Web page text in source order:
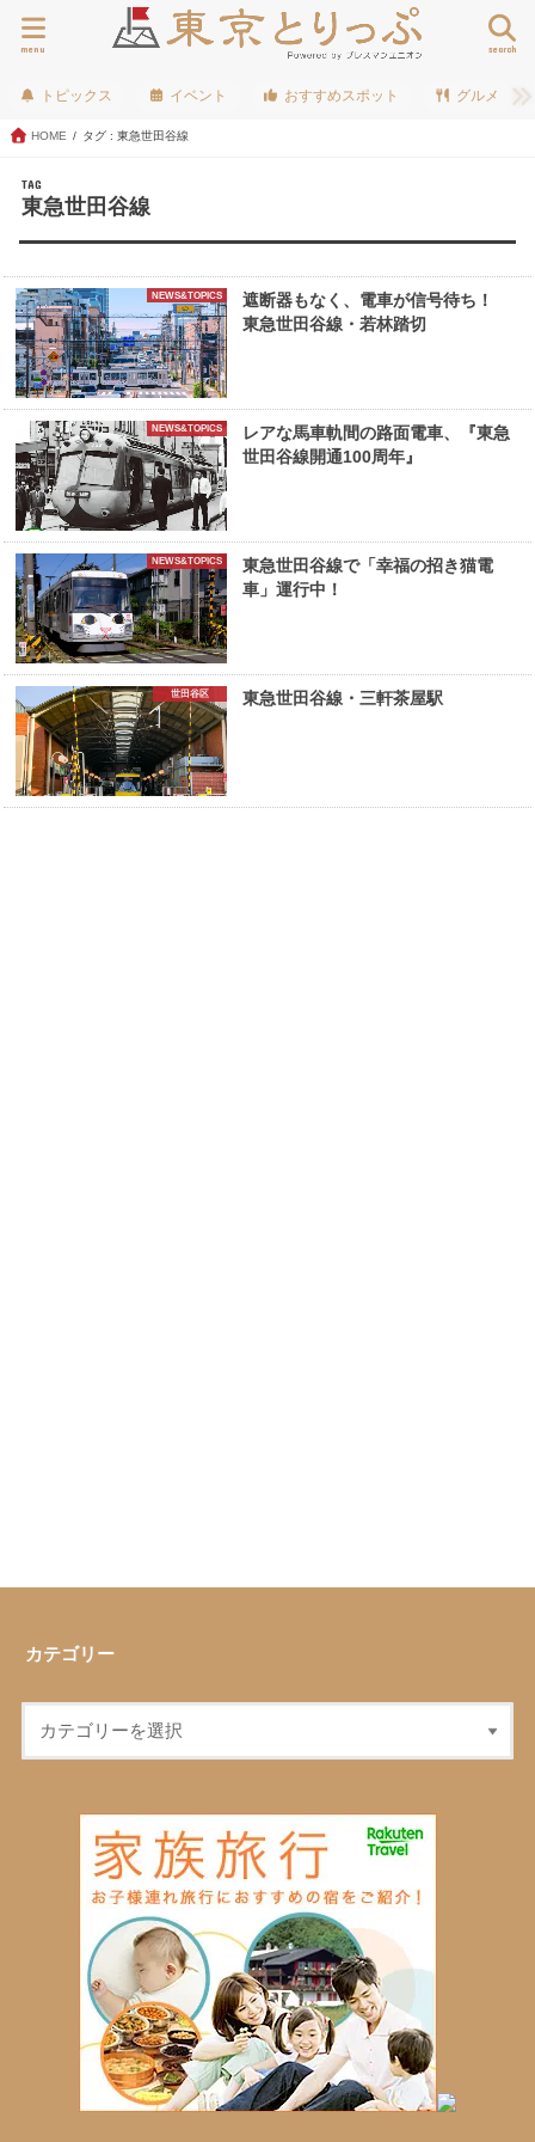
search
menu
トピックス イベント おすすめスポット グルメ
HOME タグ : 東急世田谷線
TAG
東急世田谷線
NEWS&TOPICS
遮断器もなく、電車が信号待ち！
東急世田谷線・若林踏切
NEWS&TOPICS
レアな馬車軌間の路面電車、『東急
世田谷線開通100周年』
NEWS&TOPICS
東急世田谷線で「幸福の招き猫電
車」運行中！
世田谷区 東急世田谷線・三軒茶屋駅
カテゴリー